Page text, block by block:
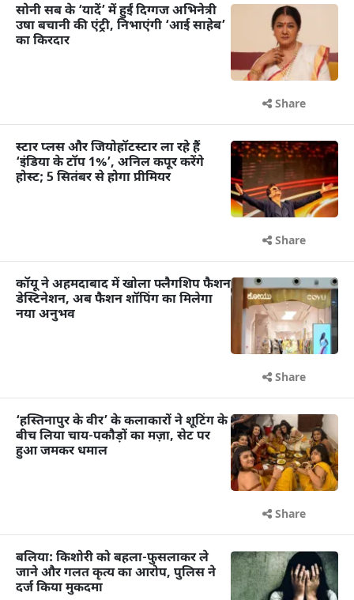
सोनी सब के ‘यादें’ में हुईं दिग्गज अभिनेत्री
उषा बचानी की एंट्री, निभाएंगी ‘आई साहेब’
का किरदार
Share
स्टार प्लस और जियोहॉटस्टार ला रहे हैं
‘इंडिया के टॉप 1%’, अनिल कपूर करेंगे
होस्ट; 5 सितंबर से होगा प्रीमियर
Share
कॉयू ने अहमदाबाद में खोला फ्लैगशिप फैशन
डेस्टिनेशन, अब फैशन शॉपिंग का मिलेगा
नया अनुभव
Share
‘हस्तिनापुर के वीर’ के कलाकारों ने शूटिंग के
बीच लिया चाय-पकौड़ों का मज़ा, सेट पर
हुआ जमकर धमाल
Share
बलिया: किशोरी को बहला-फुसलाकर ले
जाने और गलत कृत्य का आरोप, पुलिस ने
दर्ज किया मुकदमा